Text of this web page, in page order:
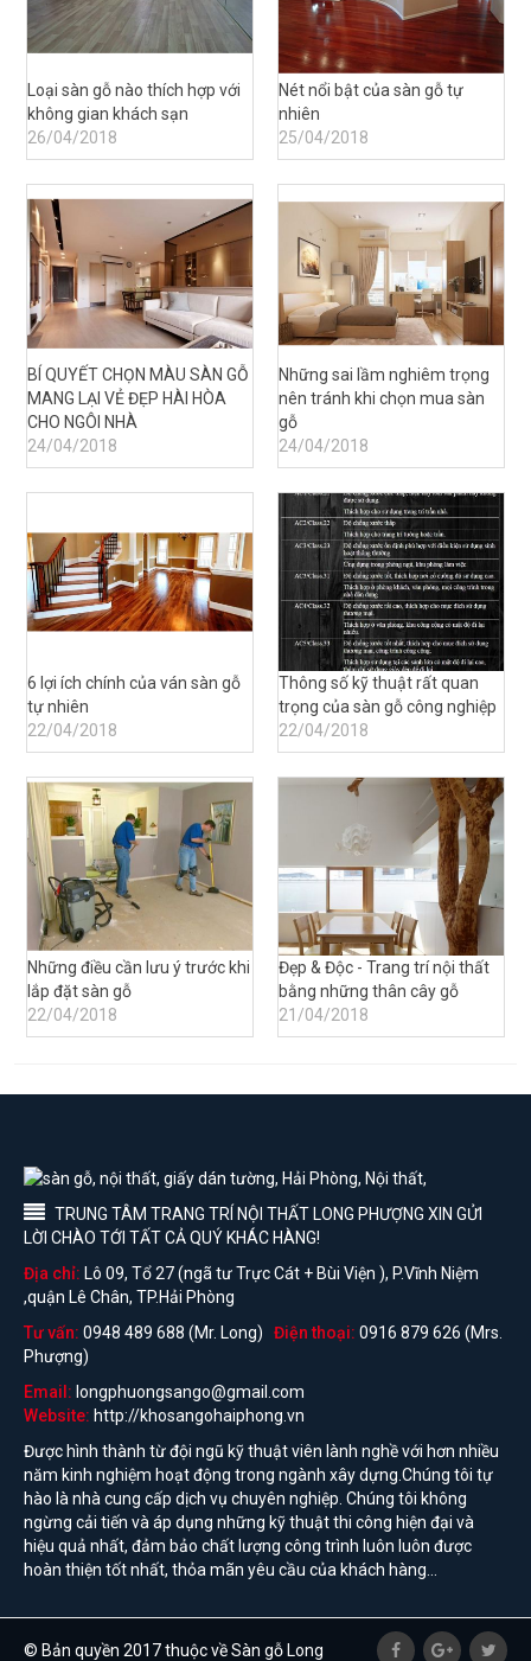
Loại sàn gỗ nào thích hợp với
không gian khách sạn
26/04/2018
Nét nổi bật của sàn gỗ tự
nhiên
25/04/2018
BÍ QUYẾT CHỌN MÀU SÀN GỖ
MANG LẠI VẺ ĐẸP HÀI HÒA
CHO NGÔI NHÀ
24/04/2018
Những sai lầm nghiêm trọng
nên tránh khi chọn mua sàn
gỗ
24/04/2018
6 lợi ích chính của ván sàn gỗ
tự nhiên
22/04/2018
Thông số kỹ thuật rất quan
trọng của sàn gỗ công nghiệp
22/04/2018
Những điều cần lưu ý trước khi
lắp đặt sàn gỗ
22/04/2018
Đẹp & Độc - Trang trí nội thất
bằng những thân cây gỗ
21/04/2018
TRUNG TÂM TRANG TRÍ NỘI THẤT LONG PHƯỢNG XIN GỬI
LỜI CHÀO TỚI TẤT CẢ QUÝ KHÁC HÀNG!
Địa chỉ: Lô 09, Tổ 27 (ngã tư Trực Cát + Bùi Viện ), P.Vĩnh Niệm
,quận Lê Chân, TP.Hải Phòng
Tư vấn: 0948 489 688 (Mr. Long) Điện thoại: 0916 879 626 (Mrs.
Phượng)
Email: longphuongsango@gmail.com
Website: http://khosangohaiphong.vn
Được hình thành từ đội ngũ kỹ thuật viên lành nghề với hơn nhiều
năm kinh nghiệm hoạt động trong ngành xây dựng.Chúng tôi tự
hào là nhà cung cấp dịch vụ chuyên nghiệp. Chúng tôi không
ngừng cải tiến và áp dụng những kỹ thuật thi công hiện đại và
hiệu quả nhất, đảm bảo chất lượng công trình luôn luôn được
hoàn thiện tốt nhất, thỏa mãn yêu cầu của khách hàng...
© Bản quyền 2017 thuộc về Sàn gỗ Long